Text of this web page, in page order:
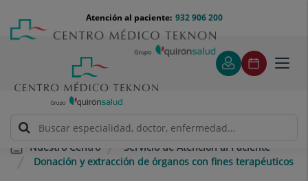
contenido
Menú
teléfono
cabecera
932 906 200
Atención al paciente:
Nuestro Centro
Servicio de Atención al Paciente
Donación y extracción de órganos con fines terapéuticos